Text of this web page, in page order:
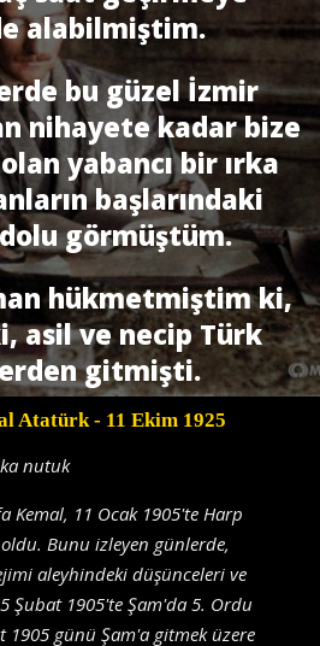
alabilmiştim.
bu güzel İzmir
nihayete kadar bize
yabancı bir ırka
başlarındaki
görmüştüm.
hükmetmiştim ki,
asil ve necip Türk
gitmişti.
Atatürk- 11 Ekim 1925
nutuk
Kemal, 11 Ocak 1905'te Harp
Bunu izleyen günlerde,
aleyhindeki düşünceleri ve
Şubat 1905'te Şam'da 5. Ordu
1905 günü Şam'a gitmek üzere